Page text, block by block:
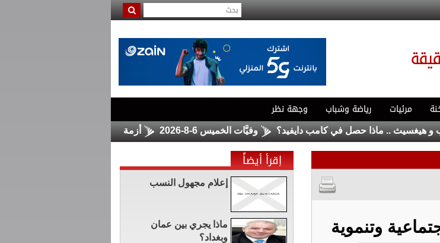
مرئيات رياضة وشباب وجهة نظر
.. ماذا حصل في كامب دايفيد؟ وفيَّات الخميس 6-8-2026 أزمة سبتة تشعل الجدل حول مشاركة
وتنموية
إقرأ أيضاً
إعلام مجهول النسب
ماذا يجري بين عمان
وبغداد؟